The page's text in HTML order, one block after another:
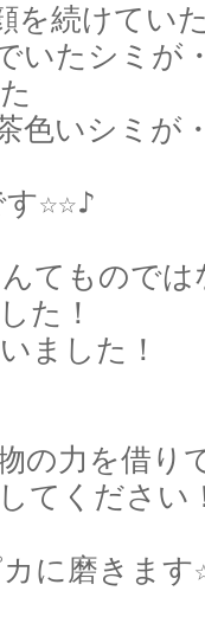
を続けてい
いたシミが
色いシミが
☆☆♪
てものでは
た！
ました！
の力を借り
てください
に磨きま